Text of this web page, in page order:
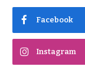
Facebook
Instagram